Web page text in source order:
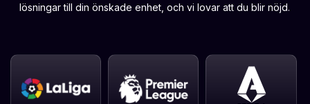
lösningar till din önskade enhet, och vi lovar att du blir nöjd.